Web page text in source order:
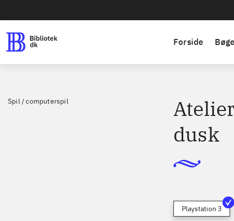
Forside
Spil / computerspil
dusk
Playstation 3